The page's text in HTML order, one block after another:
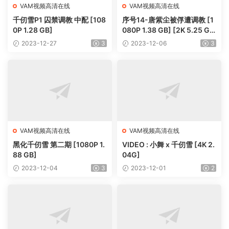
VAM视频高清在线
千仞雪P1 囚禁调教 中配 [108
0P 1.28 GB]
2023-12-27 3
VAM视频高清在线
序号14-唐紫尘被俘遭调教 [1
080P 1.38 GB] [2K 5.25 G
B] 2023-12-06 3
VAM视频高清在线
黑化千仞雪 第二期 [1080P 1.
88 GB]
2023-12-04 3
VAM视频高清在线
VIDEO : 小舞 x 千仞雪 [4K 2.
04G]
2023-12-01 2